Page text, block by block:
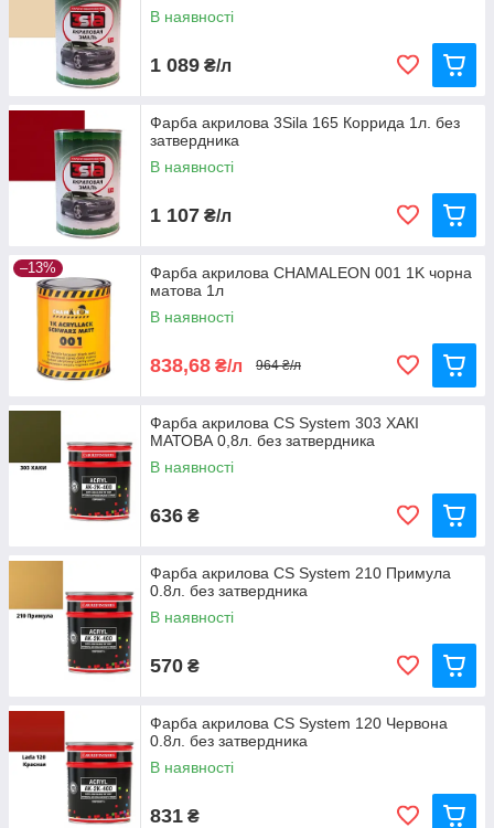
В наявності
1 089 ₴/л
Фарба акрилова 3Sila 165 Коррида 1л. без
затвердника
В наявності
1 107 ₴/л
–13%
Фарба акрилова CHAMALEON 001 1K чорна
матова 1л
В наявності
838,68 ₴/л 964 ₴/л
Фарба акрилова CS System 303 ХАКІ
МАТОВА 0,8л. без затвердника
В наявності
636 ₴
Фарба акрилова CS System 210 Примула
0.8л. без затвердника
В наявності
570 ₴
Фарба акрилова CS System 120 Червона
0.8л. без затвердника
В наявності
831 ₴